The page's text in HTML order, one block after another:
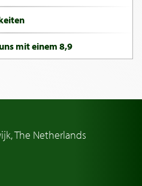
mit einem 8,9
The Netherlands